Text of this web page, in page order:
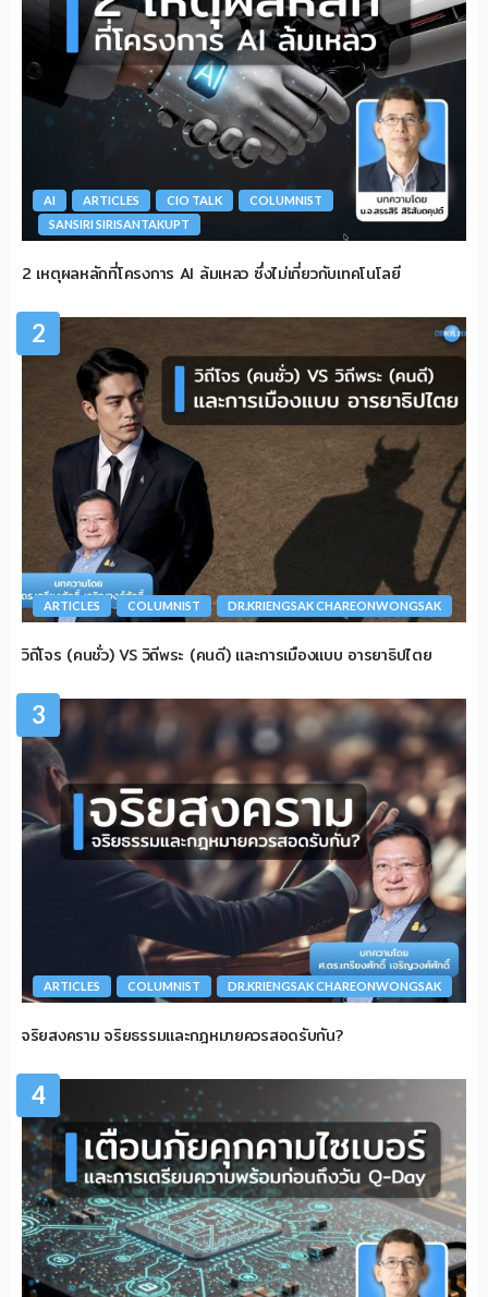
AI ARTICLES CIO TALK
COLUMNIST
SANSIRI SIRISANTAKUPT
2 เหตุผลหลักที่โครงการ AI ล้มเหลว ซึ่งไม่เกี่ยวกับเทคโนโลยี
2
ARTICLES COLUMNIST DR.KRIENGSAK CHAREONWONGSAK
วิถีโจร (คนชั่ว) VS วิถีพระ (คนดี) และการเมืองแบบ อารยาธิปไตย
3
ARTICLES COLUMNIST DR.KRIENGSAK CHAREONWONGSAK
จริยสงคราม จริยธรรมและกฎหมายควรสอดรับกัน?
4